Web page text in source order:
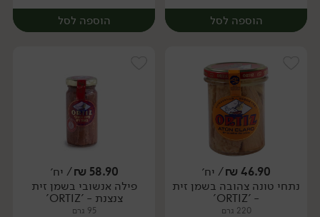
הוספה לסל
יח׳
הוספה לסל
יח׳
46.90
₪/ יח׳
נתחי טונה צהובה בשמן זית
- 'ORTIZ'
220 גרם
58.90
₪/ יח׳
פילה אנשובי בשמן זית
צנצנת - 'ORTIZ'
95 גרם